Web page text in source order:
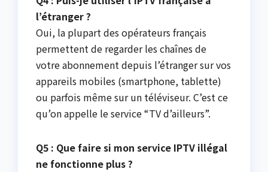
l’étranger ?
Oui, la plupart des opérateurs français
permettent de regarder les chaînes de
votre abonnement depuis l’étranger sur vos
appareils mobiles (smartphone, tablette)
ou parfois même sur un téléviseur. C’est ce
qu’on appelle le service “TV d’ailleurs”.
Q5 : Que faire si mon service IPTV illégal
ne fonctionne plus ?